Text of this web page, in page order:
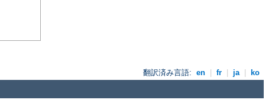
翻訳済み言語: en fr ja ko